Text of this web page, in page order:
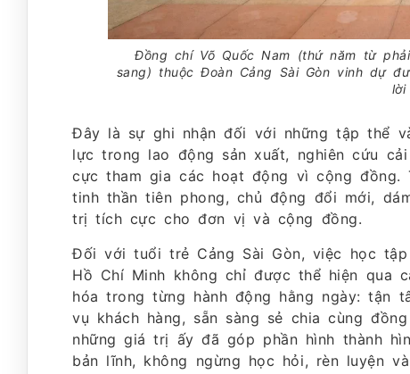
Đồng chí Võ Quốc Nam (thứ năm từ
sang) thuộc Đoàn Cảng Sài Gòn vinh dự
lời
Đây là sự ghi nhận đối với những tập thể
lực trong lao động sản xuất, nghiên cứu
cực tham gia các hoạt động vì cộng
tinh thần tiên phong, chủ động đổi mới,
trị tích cực cho đơn vị và cộng đồng.
Đối với tuổi trẻ Cảng Sài Gòn, việc học
Hồ Chí Minh không chỉ được thể hiện qua
hóa trong từng hành động hằng ngày: tận
vụ khách hàng, sẵn sàng sẻ chia cùng
những giá trị ấy đã góp phần hình thành
bản lĩnh, không ngừng học hỏi, rèn luyện